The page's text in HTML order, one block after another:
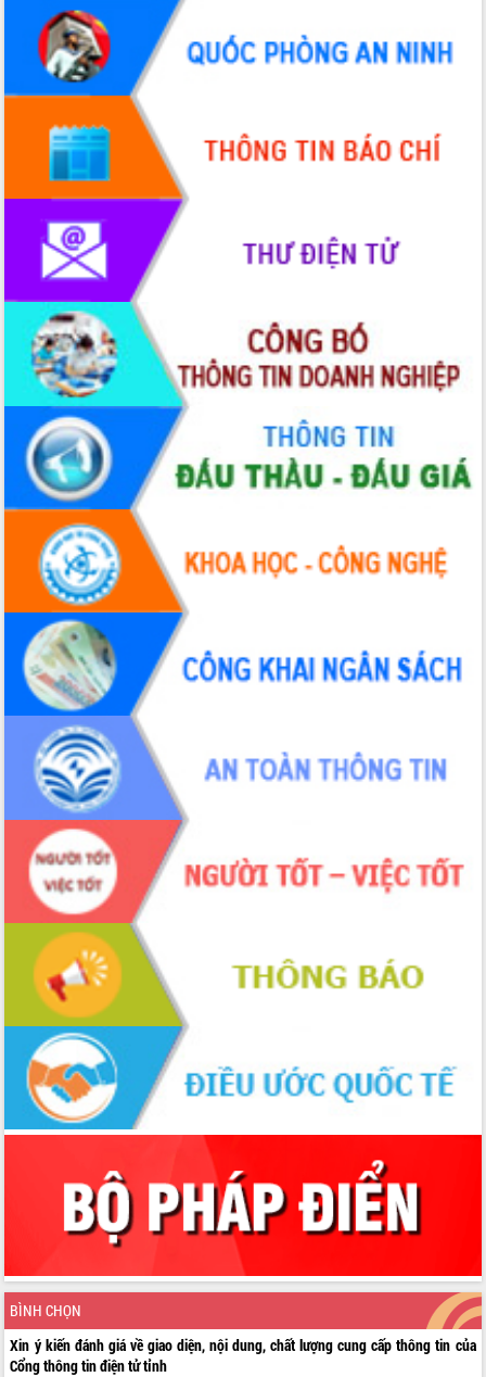
BÌNH CHỌN
Xin ý kiến đánh giá về giao diện, nội dung, chất lượng cung cấp thông tin của
Cổng thông tin điện tử tỉnh